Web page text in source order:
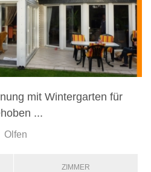
mit Wintergarten für
...
Olfen
ZIMMER